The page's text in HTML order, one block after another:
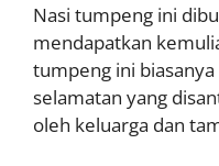
Nasi tumpeng ini
mendapatkan
tumpeng ini
selamatan yang
oleh keluarga dan